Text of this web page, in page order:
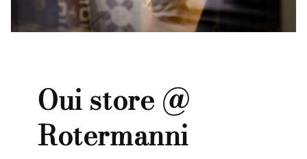
Oui store @
Rotermanni